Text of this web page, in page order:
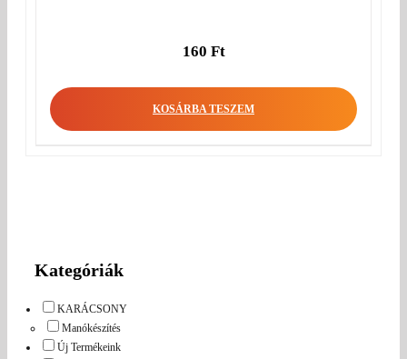
160 Ft
KOSÁRBA TESZEM
Kategóriák
KARÁCSONY
Manókészítés
Új Termékeink